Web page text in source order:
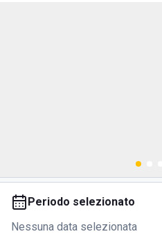
Periodo selezionato
Nessuna data selezionata